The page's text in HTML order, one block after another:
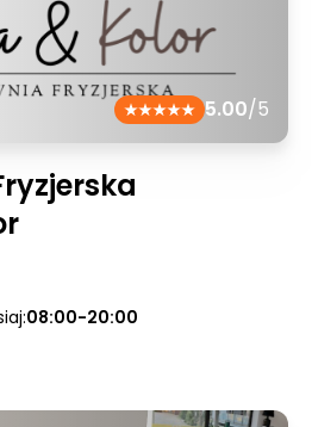
5.00/5
08:00-20:00